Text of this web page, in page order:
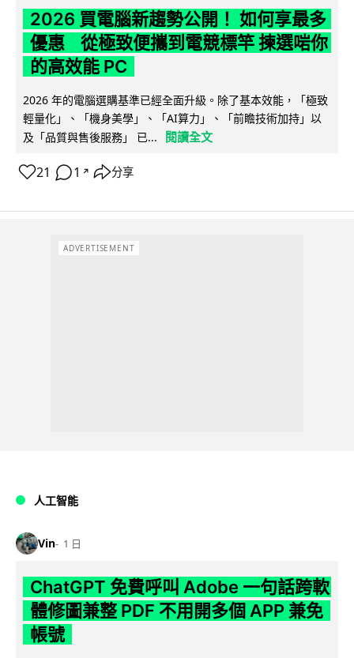
2026 買電腦新趨勢公開！ 如何享最多
優惠 從極致便攜到電競標竿 揀選啱你
的高效能 PC
2026 年的電腦選購基準已經全面升級。除了基本效能，「極致
輕量化」、「機身美學」、「AI算力」、「前瞻技術加持」以
及「品質與售後服務」 已...
閱讀全文
21 1 ↗ 分享
ADVERTISEMENT
人工智能
Vin 1 日
ChatGPT 免費呼叫 Adobe 一句話跨軟
體修圖兼整 PDF 不用開多個 APP 兼免
帳號